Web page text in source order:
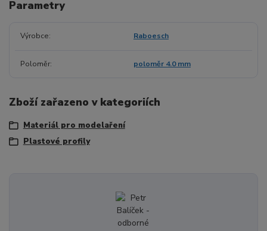
Parametry
Výrobce Raboesch
Poloměr poloměr 4.0 mm
Zboží zařazeno v kategoriích
Materiál pro modelaření
Plastové profily